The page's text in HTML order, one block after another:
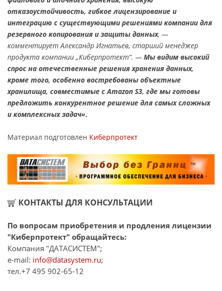
отказоустойчивость, гибкое лицензирование и
интеграцию с существующими решениями компании для
резервного копирования и защиты данных, —
комментирует Александр Игнатьев, старший менеджер
продукта компании „Киберпротект“. — Мы видим высокий
спрос на отечественные решения хранения данных,
кроме того, особенно востребованы объектные
хранилища, совместимые с Amazon S3, где мы готовы
предложить конкурентное решение для самых сложных
и комплексных задач».
Материал подготовлен Киберпротект
КОНТАКТЫ ДЛЯ КОНСУЛЬТАЦИИ
По вопросам приобретения и продления лицензии
"Киберпротект" обращайтесь:
Компания "ДАТАСИСТЕМ";
e-mail: info@datasystem.ru;
тел.+7 495 902-65-12